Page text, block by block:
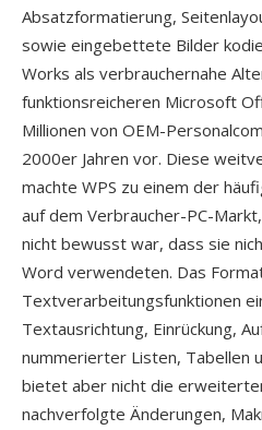
Absatzformatierung,
sowie eingebettete Bilder
Works als verbrauchernahe
funktionsreicheren Microsoft
Millionen von OEM-
2000er Jahren vor. Diese
machte WPS zu einem der
auf dem Verbraucher-PC-
nicht bewusst war, dass sie
Word verwendeten. Das
Textverarbeitungsfunktionen
Textausrichtung, Einrückung,
nummerierter Listen, Tabellen
bietet aber nicht die
nachverfolgte Änderungen,